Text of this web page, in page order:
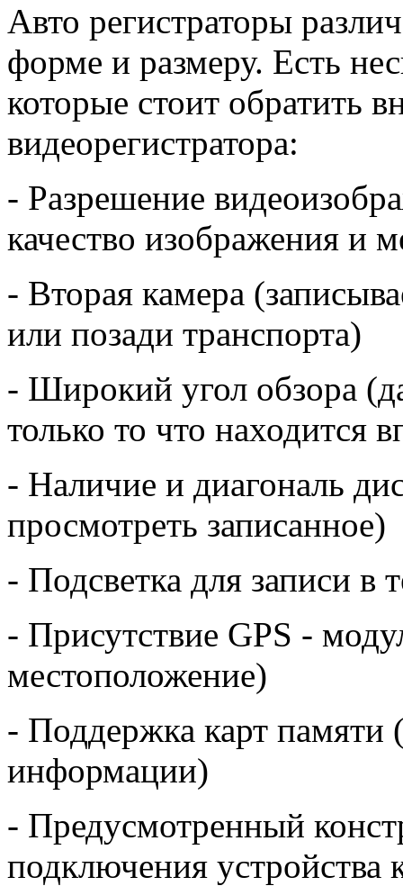
Авто регистраторы
форме и размеру. Есть
которые стоит обратить
видеорегистратора:
- Разрешение
качество изображения и
- Вторая камера
или позади транспорта)
- Широкий угол обзора
только то что находится
- Наличие и диагональ
просмотреть записанное)
- Подсветка для записи в
- Присутствие GPS -
местоположение)
- Поддержка карт памяти
информации)
- Предусмотренный
подключения устройства